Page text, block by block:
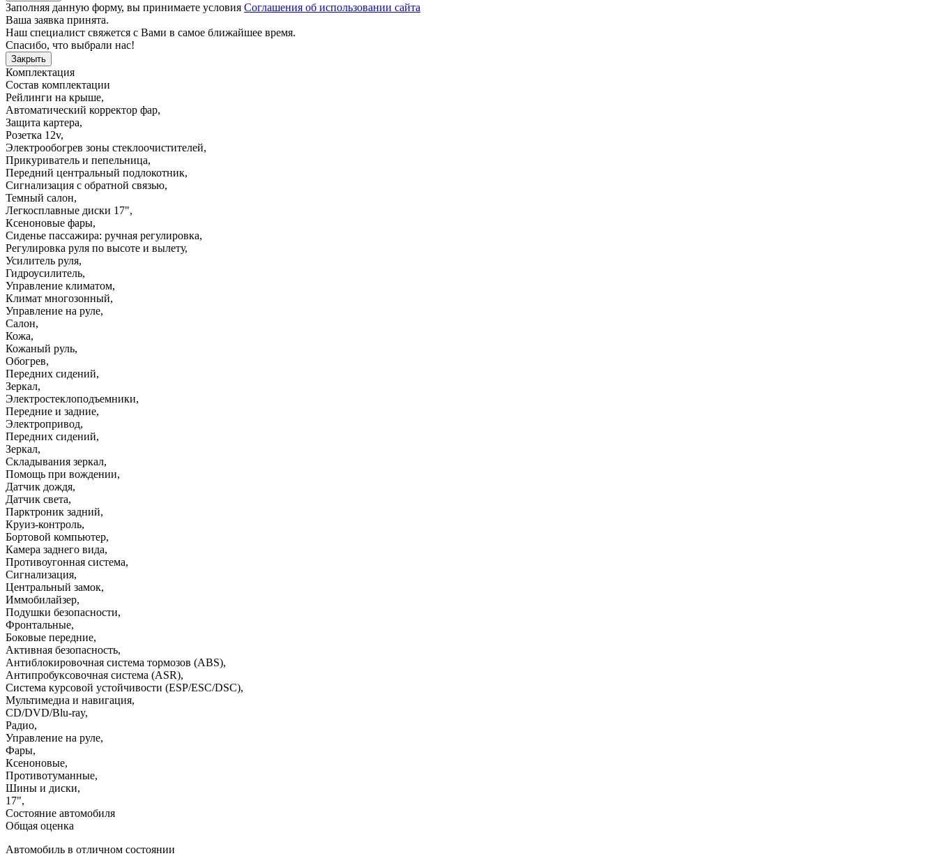
Заполняя данную форму, вы принимаете условия Соглашения об использовании сайта
Ваша заявка принята.
Наш специалист свяжется с Вами в самое ближайшее время.
Спасибо, что выбрали нас!
Закрыть
Комплектация
Состав комплектации
Рейлинги на крыше,
Автоматический корректор фар,
Защита картера,
Розетка 12v,
Электрообогрев зоны стеклоочистителей,
Прикуриватель и пепельница,
Передний центральный подлокотник,
Сигнализация с обратной связью,
Темный салон,
Легкосплавные диски 17",
Ксеноновые фары,
Сиденье пассажира: ручная регулировка,
Регулировка руля по высоте и вылету,
Усилитель руля,
Гидроусилитель,
Управление климатом,
Климат многозонный,
Управление на руле,
Салон,
Кожа,
Кожаный руль,
Обогрев,
Передних сидений,
Зеркал,
Электростеклоподъемники,
Передние и задние,
Электропривод,
Передних сидений,
Зеркал,
Складывания зеркал,
Помощь при вождении,
Датчик дождя,
Датчик света,
Парктроник задний,
Круиз-контроль,
Бортовой компьютер,
Камера заднего вида,
Противоугонная система,
Сигнализация,
Центральный замок,
Иммобилайзер,
Подушки безопасности,
Фронтальные,
Боковые передние,
Активная безопасность,
Антиблокировочная система тормозов (ABS),
Антипробуксовочная система (ASR),
Система курсовой устойчивости (ESP/ESC/DSC),
Мультимедиа и навигация,
CD/DVD/Blu-ray,
Радио,
Управление на руле,
Фары,
Ксеноновые,
Противотуманные,
Шины и диски,
17",
Состояние автомобиля
Общая оценка
Автомобиль в отличном состоянии